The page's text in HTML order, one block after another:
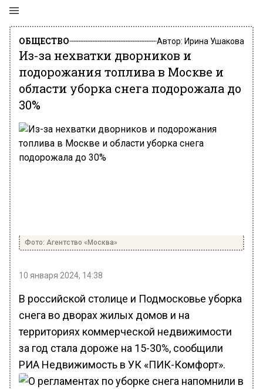
ОБЩЕСТВО Автор: Ирина Ушакова
Из-за нехватки дворников и
подорожания топлива в Москве и
области уборка снега подорожала до
30%
Фото: Агентство «Москва»
10 января 2024, 14:38
В российской столице и Подмосковье уборка
снега во дворах жилых домов и на
территориях коммерческой недвижимости
за год стала дороже на 15-30%, сообщили
РИА Недвижимость в УК «ПИК-Комфорт».